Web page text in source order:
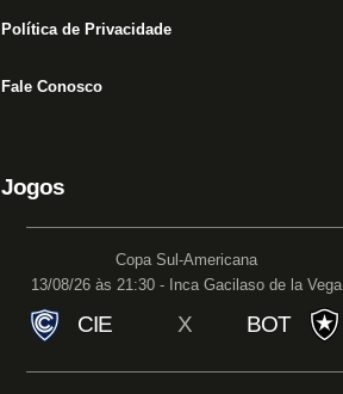
Política de Privacidade
Fale Conosco
Jogos
Copa Sul-Americana
13/08/26 às 21:30 - Inca Gacilaso de la Vega
CIE X BOT